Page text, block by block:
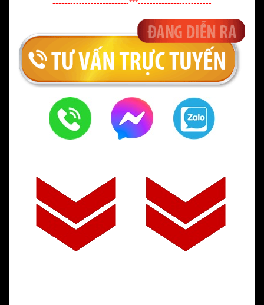
--------------------------***-------------------------